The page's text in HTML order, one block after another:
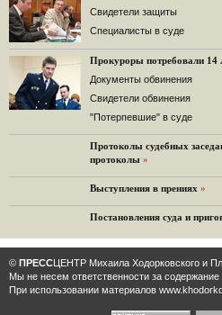
19 комментариев
11.08.2014
«Удивительно сильная,
преклонения женщина»
Гости и ведущие «Эха
6.08.2014
Марина Филипповна
молодой!»
"Новая" рассказывает
публикует ее максимы.
6.08.2014
"Марина Ходорковская
Дмитрий Быков о том,
давать своей семье
Cвидетели защиты
Cпециалисты в суде
Прокуроры потребовали 14
Документы обвинения
Свидетели обвинения
"Потерпевшие" в суде
Протоколы судебных
протоколы »
Выступления в прениях »
Постановления суда и
© ПРЕССЦЕНТР Михаила Ходорковского и
Мы не несем ответственности за
При использовании материалов